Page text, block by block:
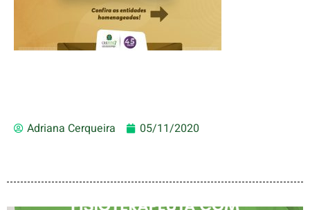
Adriana Cerqueira 05/11/2020